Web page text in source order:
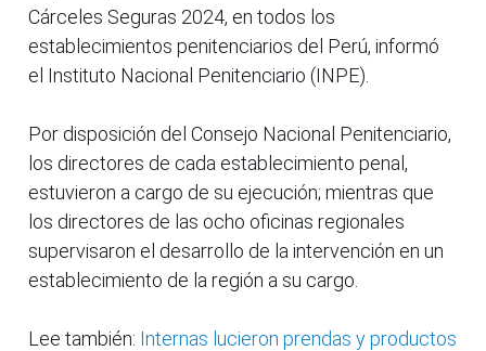
Cárceles Seguras 2024, en todos los
establecimientos penitenciarios del Perú, informó
el Instituto Nacional Penitenciario (INPE).
Por disposición del Consejo Nacional Penitenciario,
los directores de cada establecimiento penal,
estuvieron a cargo de su ejecución; mientras que
los directores de las ocho oficinas regionales
supervisaron el desarrollo de la intervención en un
establecimiento de la región a su cargo.
Lee también: Internas lucieron prendas y productos